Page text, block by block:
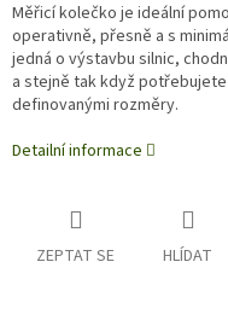
Měřicí kolečko je ideální
operativně, přesně a s
jedná o výstavbu silnic,
a stejně tak když
definovanými rozměry.
Detailní informace
ZEPTAT SE HLÍDAT